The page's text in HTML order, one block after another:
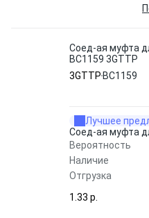
Соед-ая муфта
BC1159 3GTTP
3GTTP BC1159
Лучшее
Соед-ая муфта
Вероятность
Наличие
Отгрузка
1.33 p.